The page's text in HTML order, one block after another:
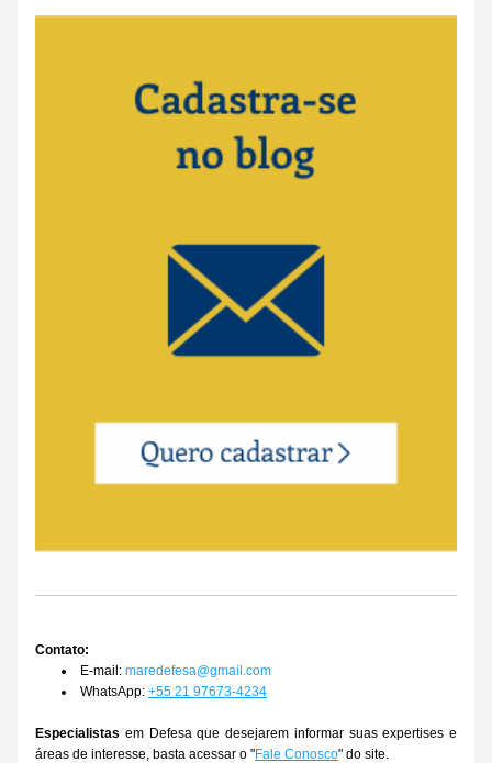
Contato:
E-mail: maredefesa@gmail.com
WhatsApp: +55 21 97673-4234
Especialistas em Defesa que desejarem informar suas expertises e
áreas de interesse, basta acessar o "Fale Conosco" do site.